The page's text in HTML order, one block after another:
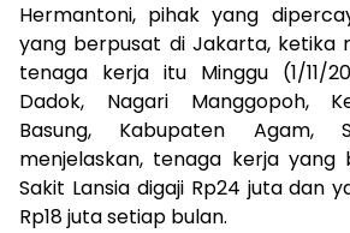
Hermantoni, pihak yang
yang berpusat di Jakarta, ketika
tenaga kerja itu Minggu (1/11/
Dadok, Nagari Manggopoh,
Basung, Kabupaten Agam,
menjelaskan, tenaga kerja yang
Sakit Lansia digaji Rp24 juta dan
Rp18 juta setiap bulan.